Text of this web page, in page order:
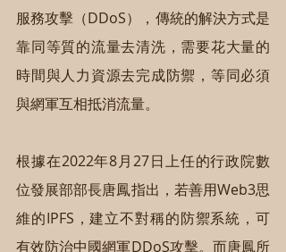
服務攻擊（DDoS），傳統的解決方式是
靠同等質的流量去清洗，需要花大量的
時間與人力資源去完成防禦，等同必須
與網軍互相抵消流量。
根據在2022年8月27日上任的行政院數
位發展部部長唐鳳指出，若善用Web3思
維的IPFS，建立不對稱的防禦系統，可
有效防治中國網軍DDoS攻擊。而唐鳳所